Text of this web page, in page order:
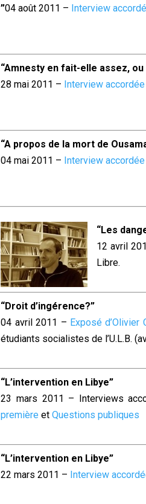
”04 août 2011 – Interview
“Amnesty en fait-elle assez,
28 mai 2011 – Interview
“A propos de la mort de
04 mai 2011 – Interview
“Les
12 avril
Libre.
“Droit d’ingérence?”
04 avril 2011 – Exposé d’Olivier
étudiants socialistes de l’U.L.B.
“L’intervention en Libye”
23 mars 2011 – Interviews
première etQuestions publiques
“L’intervention en Libye”
22 mars 2011 – Interview